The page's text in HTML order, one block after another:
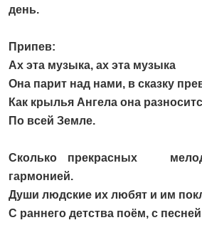
день.
Припев:
Ах эта музыка, ах эта музыка
Она парит над нами, в сказку
Как крылья Ангела она
По всей Земле.
Сколько прекрасных
гармонией.
Души людские их любят и им
С раннего детства поём, с